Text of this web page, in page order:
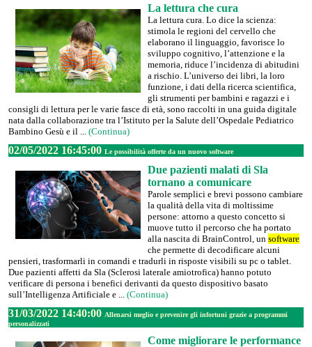
La lettura che cura
La lettura cura. Lo dice la scienza:
stimola le regioni del cervello che
elaborano il linguaggio, favorisce lo
sviluppo cognitivo, l’attenzione e la
memoria, riduce l’incidenza di abitudini
a rischio. L’universo dei libri, la loro
funzione, i dati della ricerca scientifica,
gli strumenti per bambini e ragazzi e i
consigli di lettura per le varie fasce di età, sono raccolti in una guida digitale
nata dalla collaborazione tra l’Istituto per la Salute dell’Ospedale Pediatrico
Bambino Gesù e il ... (Continua)
02/05/2022 16:45:00 Le possibilità offerte da un nuovo software
Due pazienti malati di Sla
tornano a comunicare
Parole semplici e brevi possono cambiare
la qualità della vita di moltissime
persone: attorno a questo concetto si
muove tutto il percorso che ha portato
alla nascita di BrainControl, un software
che permette di decodificare alcuni
pensieri, trasformarli in comandi e tradurli in risposte visibili su pc o tablet.
Due pazienti affetti da Sla (Sclerosi laterale amiotrofica) hanno potuto
verificare di persona i benefici derivanti da questo dispositivo basato
sull’Intelligenza Artificiale e ... (Continua)
31/03/2022 14:40:00 Allenarsi meglio e prevenire gli infortuni grazie a programmi
personalizzati
Come migliorare le performance